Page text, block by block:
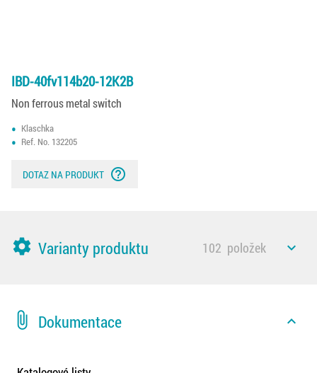
IBD-40fv114b20-12K2B
Non ferrous metal switch
Klaschka
Ref. No. 132205
DOTAZ NA PRODUKT help_outline
settings Varianty produktu 102 položek expand_less
attach_file Dokumentace expand_less